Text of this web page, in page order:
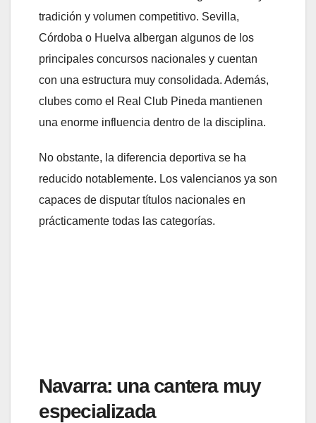
tradición y volumen competitivo. Sevilla,
Córdoba o Huelva albergan algunos de los
principales concursos nacionales y cuentan
con una estructura muy consolidada. Además,
clubes como el Real Club Pineda mantienen
una enorme influencia dentro de la disciplina.
No obstante, la diferencia deportiva se ha
reducido notablemente. Los valencianos ya son
capaces de disputar títulos nacionales en
prácticamente todas las categorías.
Navarra: una cantera muy
especializada